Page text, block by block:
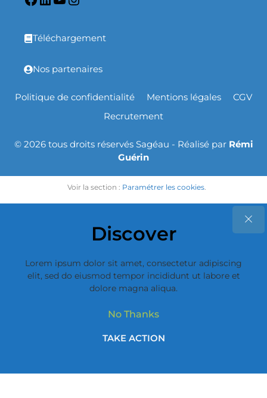
Téléchargement
Nos partenaires
Politique de confidentialité Mentions légales
CGV
Recrutement
© 2026 tous droits réservés Sagéau - Réalisé par Rémi
Guérin
Voir la section : Paramétrer les cookies.
Discover
Lorem ipsum dolor sit amet, consectetur adipiscing
elit, sed do eiusmod tempor incididunt ut labore et
dolore magna aliqua.
No Thanks
TAKE ACTION